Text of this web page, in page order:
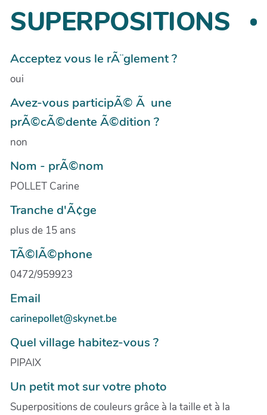
SUPERPOSITIONS
Acceptez vous le rÃ¨glement ?
oui
Avez-vous participÃ© Ã une
prÃ©cÃ©dente Ã©dition ?
non
Nom - prÃ©nom
POLLET Carine
Tranche d'Ã¢ge
plus de 15 ans
TÃ©lÃ©phone
0472/959923
Email
carinepollet@skynet.be
Quel village habitez-vous ?
PIPAIX
Un petit mot sur votre photo
Superpositions de couleurs grâce à la taille et à la